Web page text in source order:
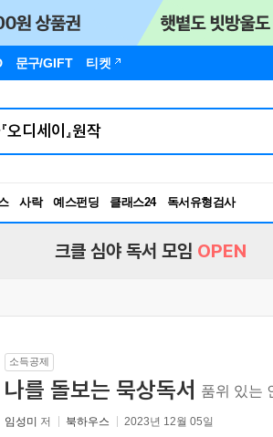
문구/GIFT 티켓
사락 예스펀딩 클래스24
독서유형검사
RBTI Lab
크클 심야 독서 모임 OPEN
소득공제
나를 돌보는 묵상독서 품위 있는
임성미 저 북하우스 2023년 12월 05일